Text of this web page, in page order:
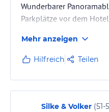
Wunderbarer
Parkplätze vor dem
Im Hotel herrscht eine
Chefin des Hauses hilft
und
gern wieder.
Mehr anzeigen
Hilfreich Teilen
Silke & Volker (51-